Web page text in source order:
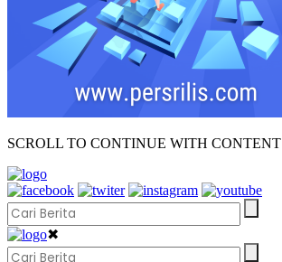
SCROLL TO CONTINUE WITH CONTENT
✖